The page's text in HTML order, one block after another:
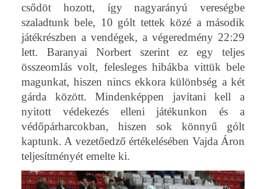
csődöt hozott, így nagyarányú vereségbe
szaladtunk bele, 10 gólt tettek közé a második
játékrészben a vendégek, a végeredmény 22:29
lett. Baranyai Norbert szerint ez egy teljes
összeomlás volt, felesleges hibákba vittük bele
magunkat, hiszen nincs ekkora különbség a két
gárda között. Mindenképpen javítani kell a
nyitott védekezés elleni játékunkon és a
védőpárharcokban, hiszen sok könnyű gólt
kaptunk. A vezetőedző értékelésében Vajda Áron
teljesítményét emelte ki.